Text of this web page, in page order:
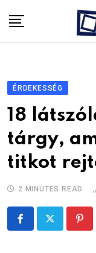
ÉRDEKESSÉG
18
tárgy,
titkot
2 MINUTES READ